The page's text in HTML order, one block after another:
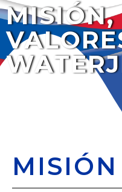
MISIÓN,
MISIÓN